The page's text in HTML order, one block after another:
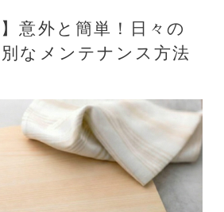
意外と簡単！日々の
なメンテナンス方法